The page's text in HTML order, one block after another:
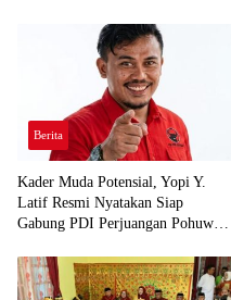
Berita
Kader Muda Potensial, Yopi Y.
Latif Resmi Nyatakan Siap
Gabung PDI Perjuangan Pohuwato